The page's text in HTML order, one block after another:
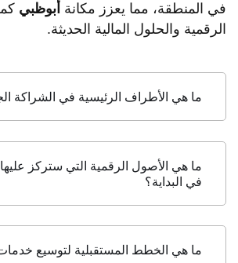
في المنطقة، مما يعزز مكانة أبوظبي
الرقمية والحلول المالية الحديثة.
ما هي الأطراف الرئيسية في الشراكة
ما هي الأصول الرقمية التي ستركز
في البداية؟
ما هي الخطط المستقبلية لتوسيع